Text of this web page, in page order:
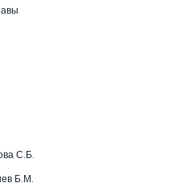
С.Б.
Б.М.